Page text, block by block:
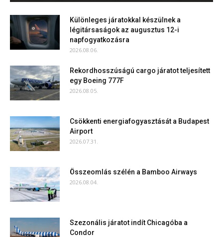
Különleges járatokkal készülnek a
légitársaságok az augusztus 12-i
napfogyatkozásra
2026.08.06.
Rekordhosszúságú cargo járatot teljesített
egy Boeing 777F
2026.08.05.
Csökkenti energiafogyasztását a Budapest
Airport
2026.07.31.
Összeomlás szélén a Bamboo Airways
2026.08.04.
Szezonális járatot indít Chicagóba a
Condor